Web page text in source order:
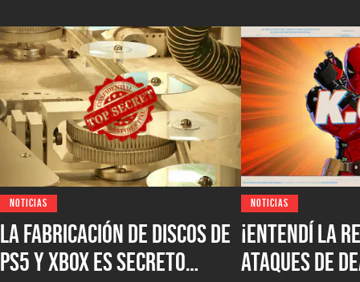
NOTICIAS
La fabricación de discos de
PS5 y XBOX es secreto
NOTICIAS
¡Entendí la
ataques de